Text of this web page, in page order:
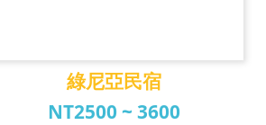
綠尼亞民宿
NT2500 ~ 3600